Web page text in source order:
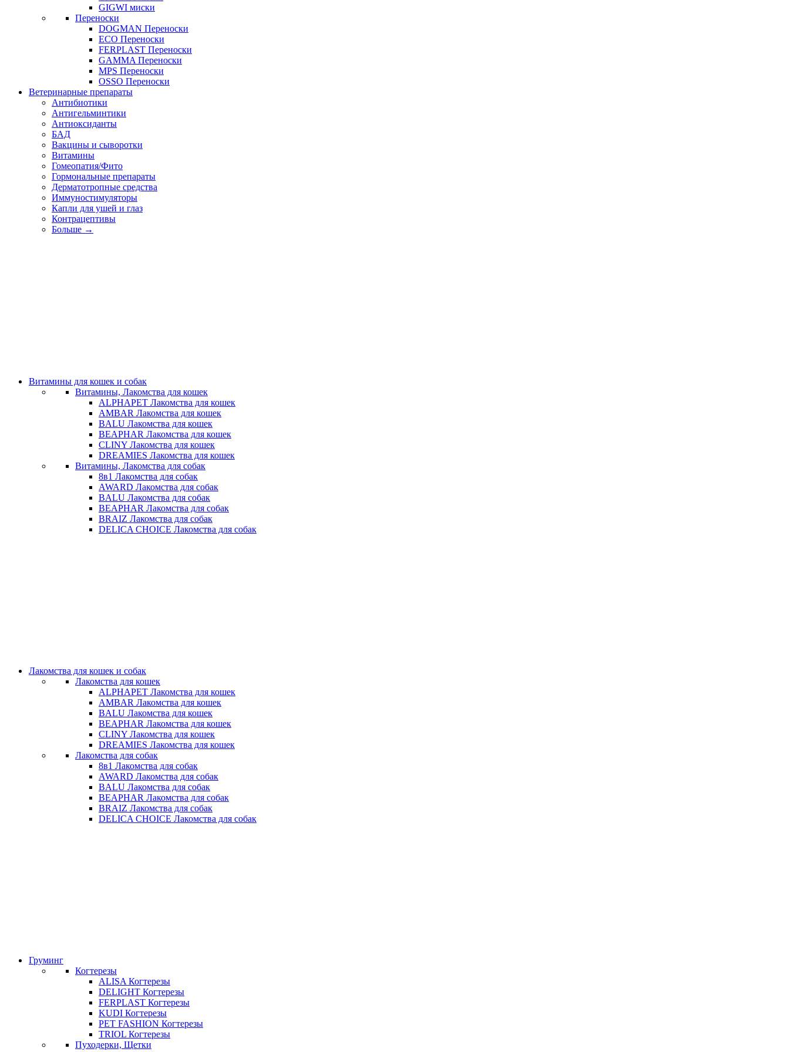
GIGWI миски
Переноски
DOGMAN Переноски
ECO Переноски
FERPLAST Переноски
GAMMA Переноски
MPS Переноски
OSSO Переноски
Ветеринарные препараты
Антибиотики
Антигельминтики
Антиоксиданты
БАД
Вакцины и сыворотки
Витамины
Гомеопатия/Фито
Гормональные препараты
Дерматотропные средства
Иммуностимуляторы
Капли для ушей и глаз
Контрацептивы
Больше →
Витамины для кошек и собак
Витамины, Лакомства для кошек
ALPHAPET Лакомства для кошек
AMBAR Лакомства для кошек
BALU Лакомства для кошек
BEAPHAR Лакомства для кошек
CLINY Лакомства для кошек
DREAMIES Лакомства для кошек
Витамины, Лакомства для собак
8в1 Лакомства для собак
AWARD Лакомства для собак
BALU Лакомства для собак
BEAPHAR Лакомства для собак
BRAIZ Лакомства для собак
DELICA CHOICE Лакомства для собак
Лакомства для кошек и собак
Лакомства для кошек
ALPHAPET Лакомства для кошек
AMBAR Лакомства для кошек
BALU Лакомства для кошек
BEAPHAR Лакомства для кошек
CLINY Лакомства для кошек
DREAMIES Лакомства для кошек
Лакомства для собак
8в1 Лакомства для собак
AWARD Лакомства для собак
BALU Лакомства для собак
BEAPHAR Лакомства для собак
BRAIZ Лакомства для собак
DELICA CHOICE Лакомства для собак
Груминг
Когтерезы
ALISA Когтерезы
DELIGHT Когтерезы
FERPLAST Когтерезы
KUDI Когтерезы
PET FASHION Когтерезы
TRIOL Когтерезы
Пуходерки, Щетки